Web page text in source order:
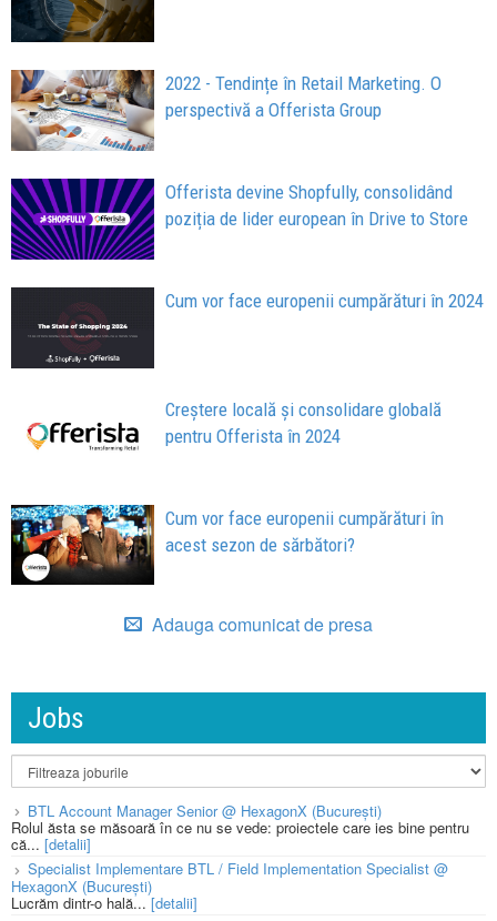
2022 - Tendințe în Retail Marketing. O
perspectivă a Offerista Group
Offerista devine Shopfully, consolidând
poziția de lider european în Drive to Store
Cum vor face europenii cumpărături în 2024
Creștere locală și consolidare globală
pentru Offerista în 2024
Cum vor face europenii cumpărături în
acest sezon de sărbători?
Adauga comunicat de presa
Jobs
BTL Account Manager Senior @ HexagonX (București)
Rolul ăsta se măsoară în ce nu se vede: proiectele care ies bine pentru
că... [detalii]
Specialist Implementare BTL / Field Implementation Specialist @
HexagonX (București)
Lucrăm dintr-o hală...[detalii]